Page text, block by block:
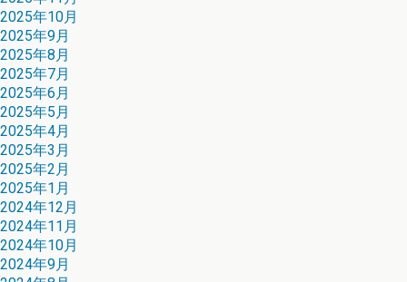
2025年10月
2025年9月
2025年8月
2025年7月
2025年6月
2025年5月
2025年4月
2025年3月
2025年2月
2025年1月
2024年12月
2024年11月
2024年10月
2024年9月